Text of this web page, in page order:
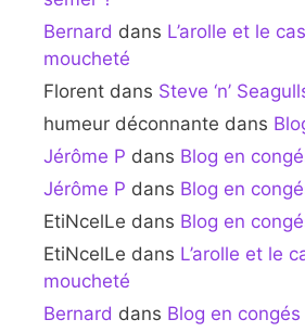
Bernard dans L’arolle et le
moucheté
Florent dans Steve ‘n’
humeur déconnante dans
Jérôme P dans Blog en
Jérôme P dans Blog en
EtiNcelLe dans Blog en
EtiNcelLe dans L’arolle et le
moucheté
Bernard dans Blog en congés